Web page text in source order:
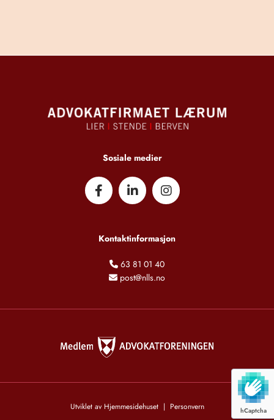
hCaptcha
Sosiale medier
Kontaktinformasjon
 63 81 01 40
 post@nlls.no
Utviklet av Hjemmesidehuset| Personvern